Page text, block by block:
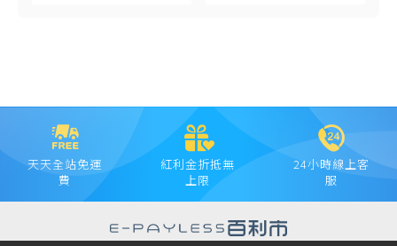
天天全站免運
費
紅利金折抵無
上限
24小時線上客
服